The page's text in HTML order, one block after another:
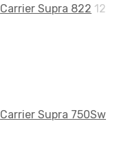
Carrier Supra 822 12
Carrier Supra 750Sw